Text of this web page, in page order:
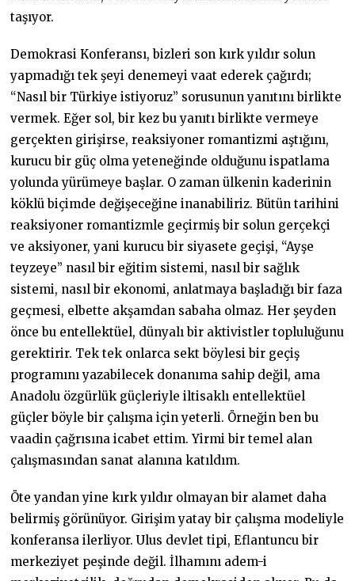
taşıyor.
Demokrasi Konferansı, bizleri son kırk yıldır solun
yapmadığı tek şeyi denemeyi vaat ederek çağırdı;
“Nasıl bir Türkiye istiyoruz” sorusunun yanıtını birlikte
vermek. Eğer sol, bir kez bu yanıtı birlikte vermeye
gerçekten girişirse, reaksiyoner romantizmi aştığını,
kurucu bir güç olma yeteneğinde olduğunu ispatlama
yolunda yürümeye başlar. O zaman ülkenin kaderinin
köklü biçimde değişeceğine inanabiliriz. Bütün tarihini
reaksiyoner romantizmle geçirmiş bir solun gerçekçi
ve aksiyoner, yani kurucu bir siyasete geçişi, “Ayşe
teyzeye” nasıl bir eğitim sistemi, nasıl bir sağlık
sistemi, nasıl bir ekonomi, anlatmaya başladığı bir faza
geçmesi, elbette akşamdan sabaha olmaz. Her şeyden
önce bu entellektüel, dünyalı bir aktivistler topluluğunu
gerektirir. Tek tek onlarca sekt böylesi bir geçiş
programını yazabilecek donanıma sahip değil, ama
Anadolu özgürlük güçleriyle iltisaklı entellektüel
güçler böyle bir çalışma için yeterli. Örneğin ben bu
vaadin çağrısına icabet ettim. Yirmi bir temel alan
çalışmasından sanat alanına katıldım.
Öte yandan yine kırk yıldır olmayan bir alamet daha
belirmiş görünüyor. Girişim yatay bir çalışma modeliyle
konferansa ilerliyor. Ulus devlet tipi, Eflantuncu bir
merkeziyet peşinde değil. İlhamını adem-i